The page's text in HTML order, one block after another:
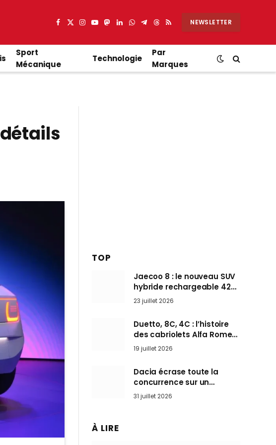
Facebook
X
Instagram
YouTube
Mastodon
LinkedIn
WhatsApp
Partager
Telegram
Threads
RSS NEWSLETTER
Sport
Mécanique
Technologie
Par
Marques
TOP
Jaecoo 8 : le nouveau SUV
hybride rechargeable 428
ch qui vise l’Audi Q7 arrive
en Europe cet automne
23 juillet 2026
Duetto, 8C, 4C : l’histoire
des cabriolets Alfa Romeo,
ces Spider qui ont défini
l’art de rouler cheveux au
vent
19 juillet 2026
Dacia écrase toute la
concurrence sur un
marché où personne ne
l’attendait
31 juillet 2026
À LIRE